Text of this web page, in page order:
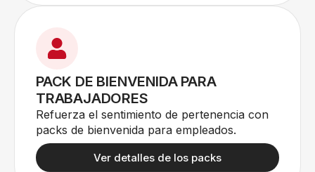
PACK DE BIENVENIDA PARA
TRABAJADORES
Refuerza el sentimiento de pertenencia con
packs de bienvenida para empleados.
Ver detalles de los packs